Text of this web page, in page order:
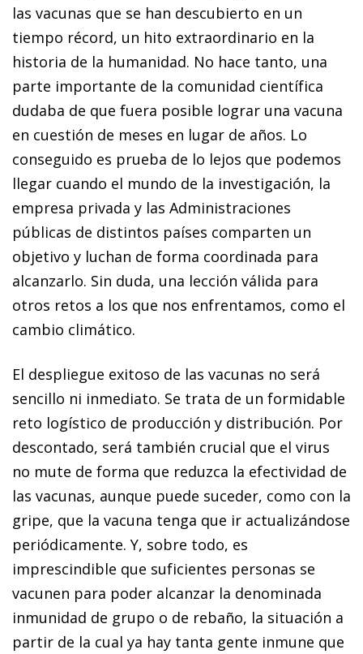
las vacunas que se han descubierto en un
tiempo récord, un hito extraordinario en la
historia de la humanidad. No hace tanto, una
parte importante de la comunidad científica
dudaba de que fuera posible lograr una vacuna
en cuestión de meses en lugar de años. Lo
conseguido es prueba de lo lejos que podemos
llegar cuando el mundo de la investigación, la
empresa privada y las Administraciones
públicas de distintos países comparten un
objetivo y luchan de forma coordinada para
alcanzarlo. Sin duda, una lección válida para
otros retos a los que nos enfrentamos, como el
cambio climático.
El despliegue exitoso de las vacunas no será
sencillo ni inmediato. Se trata de un formidable
reto logístico de producción y distribución. Por
descontado, será también crucial que el virus
no mute de forma que reduzca la efectividad de
las vacunas, aunque puede suceder, como con la
gripe, que la vacuna tenga que ir actualizándose
periódicamente. Y, sobre todo, es
imprescindible que suficientes personas se
vacunen para poder alcanzar la denominada
inmunidad de grupo o de rebaño, la situación a
partir de la cual ya hay tanta gente inmune que